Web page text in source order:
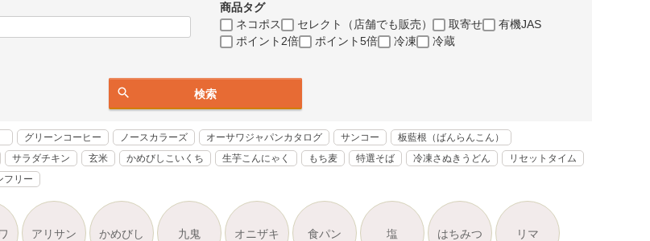
商品タグ
ネコポス
セレクト（店舗でも販売） 取寄せ
有機JAS
ポイント2倍
ポイント5倍 冷凍 冷蔵
検索
グリーンコーヒー ノースカラーズ オーサワジャパンカタログ サンコー
板藍根（ばんらんこん）
サラダチキン 玄米 かめびしこいくち 生芋こんにゃく もち麦 特選そば 冷凍さぬきうどん
リセットタイム
フリー
アリサン かめびし 九鬼 オニザキ 食パン 塩 はちみつ リマ